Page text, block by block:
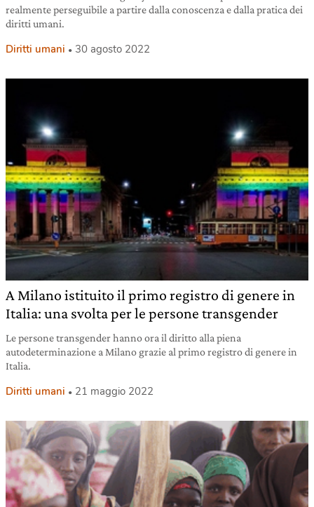
realmente perseguibile a partire dalla conoscenza e dalla pratica dei
diritti umani.
Diritti umani 30 agosto 2022
A Milano istituito il primo registro di genere in
Italia: una svolta per le persone transgender
Le persone transgender hanno ora il diritto alla piena
autodeterminazione a Milano grazie al primo registro di genere in
Italia.
Diritti umani 21 maggio 2022